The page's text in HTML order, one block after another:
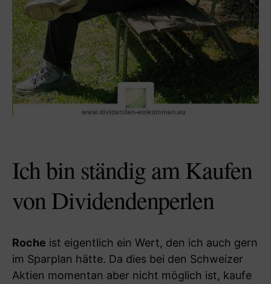
Ich bin ständig am Kaufen
von Dividendenperlen
Roche ist eigentlich ein Wert, den ich auch gern
im Sparplan hätte. Da dies bei den Schweizer
Aktien momentan aber nicht möglich ist, kaufe